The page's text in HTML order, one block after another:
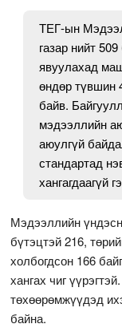
ТЕГ-ын
газар нийт
явуулахад
өндөр түвшин
байв.
мэдээллийн
аюулгүй
стандартад
хангагдаагүй
Мэдээллийн
бүтэцтэй 216,
холбогдсон 166
хангах чиг
төхөөрөмжүүдэд
байна.